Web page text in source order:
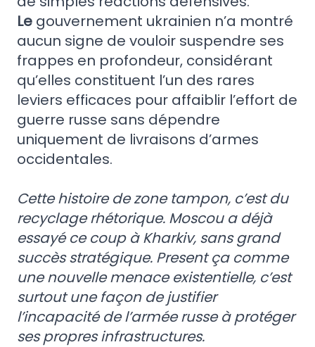
Le gouvernement ukrainien n’a montré
aucun signe de vouloir suspendre ses
frappes en profondeur, considérant
qu’elles constituent l’un des rares
leviers efficaces pour affaiblir l’effort de
guerre russe sans dépendre
uniquement de livraisons d’armes
occidentales.
Cette histoire de zone tampon, c’est du
recyclage rhétorique. Moscou a déjà
essayé ce coup à Kharkiv, sans grand
succès stratégique. Present ça comme
une nouvelle menace existentielle, c’est
surtout une façon de justifier
l’incapacité de l’armée russe à protéger
ses propres infrastructures.